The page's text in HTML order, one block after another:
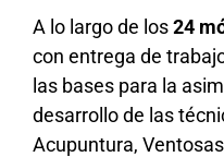
A lo largo de los24
con entrega de
las bases para la
desarrollo de las
Acupuntura,